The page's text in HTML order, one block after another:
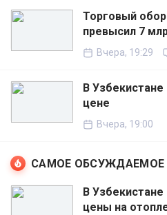
Торговый
превысил 7
Вчера, 19:29
В
цене
Вчера, 19:00
САМОЕ ОБСУЖДАЕМОЕ
В
цены на